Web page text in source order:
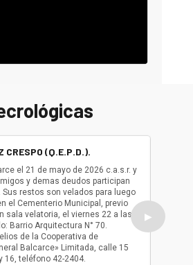
CRESPO (Q.E.P.D.).
el 21 de mayo de 2026 c.a.s.r. y
y demas deudos participan
restos son velados para luego
el Cementerio Municipal, previo
sala velatoria, el viernes 22 a las
Barrio Arquitectura N° 70.
de la Cooperativa de
Balcarce» Limitada, calle 15
16, teléfono 42-2404.
ser
oficio
▶